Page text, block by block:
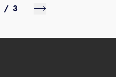
/ 3